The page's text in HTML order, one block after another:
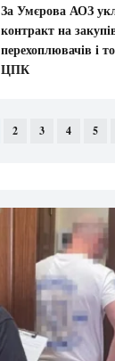
За Умєрова АОЗ
контракт на
перехоплювачів і
ЦПК
2 3 4 5